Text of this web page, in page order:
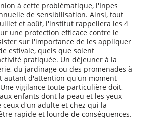
à cette problématique, l'Inpes
de sensibilisation. Ainsi, tout
et août, l'institut rappellera les 4
une protection efficace contre le
sur l'importance de les appliquer
estivale, quels que soient
pratiquée. Un déjeuner à la
du jardinage ou des promenades à
autant d'attention qu'un moment
vigilance toute particulière doit,
enfants dont la peau et les yeux
d'un adulte et chez qui la
rapide et lourde de conséquences.